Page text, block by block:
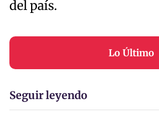
del país.
Lo Último
Seguir leyendo